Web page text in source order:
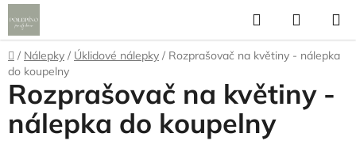
Přejít
na
obsah
Hledat
KOŠÍK
Domů
/ Nálepky / Úklidové nálepky / Rozprašovač na květiny - nálepka
do koupelny
Rozprašovač na květiny -
nálepka do koupelny